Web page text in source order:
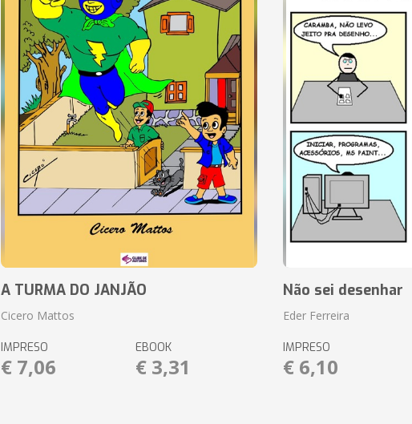
A TURMA DO JANJÃO
Cicero Mattos
IMPRESO
€ 7,06
EBOOK
€ 3,31
Não sei desenhar
Eder Ferreira
IMPRESO
€ 6,10